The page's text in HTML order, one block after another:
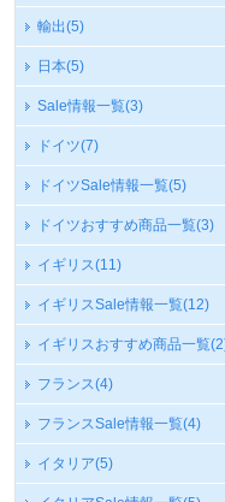
輸出(5)
日本(5)
Sale情報一覧(3)
ドイツ(7)
ドイツSale情報一覧(5)
ドイツおすすめ商品一覧(3)
イギリス(11)
イギリスSale情報一覧(12)
イギリスおすすめ商品一覧
フランス(4)
フランスSale情報一覧(4)
イタリア(5)